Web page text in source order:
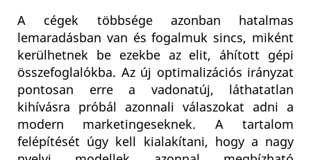
A cégek többsége azonban hatalmas
lemaradásban van és fogalmuk sincs, miként
kerülhetnek be ezekbe az elit, áhított gépi
összefoglalókba. Az új optimalizációs irányzat
pontosan erre a vadonatúj, láthatatlan
kihívásra próbál azonnali válaszokat adni a
modern marketingeseknek. A tartalom
felépítését úgy kell kialakítani, hogy a nagy